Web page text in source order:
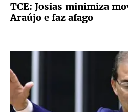
TCE: Josias minimiza
Araújo e faz afago